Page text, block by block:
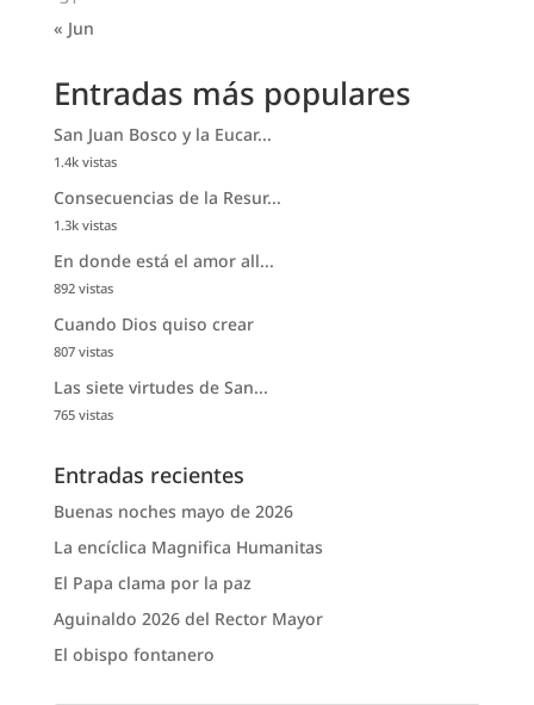
« Jun
Entradas más populares
San Juan Bosco y la Eucar...
1.4k vistas
Consecuencias de la Resur...
1.3k vistas
En donde está el amor all...
892 vistas
Cuando Dios quiso crear
807 vistas
Las siete virtudes de San...
765 vistas
Entradas recientes
Buenas noches mayo de 2026
La encíclica Magnifica Humanitas
El Papa clama por la paz
Aguinaldo 2026 del Rector Mayor
El obispo fontanero